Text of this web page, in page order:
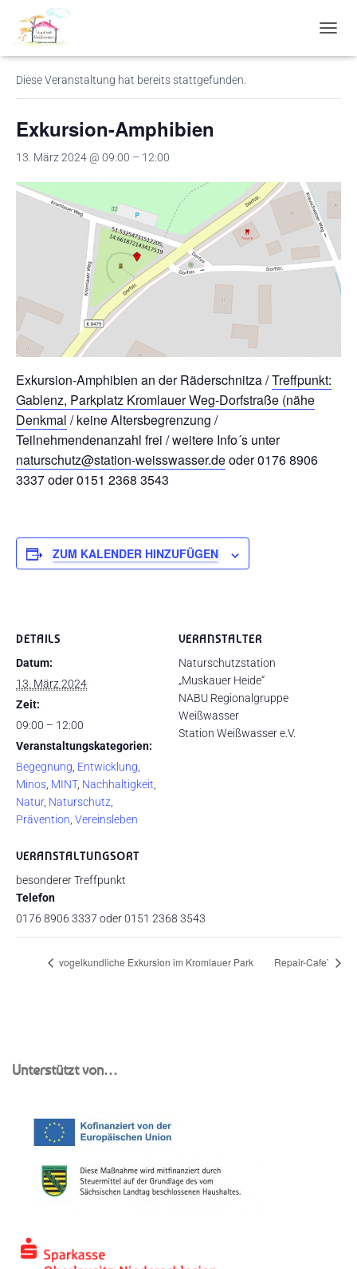
A
G
U
M
S
C
H
A
« Alle Veranstaltungen
Diese Veranstaltung hat bereits stattgefunden.
Exkursion-Amphibien
13. März 2024 @ 09:00 – 12:00
Exkursion-Amphibien an der Räderschnitza /Treffpunkt:
Gablenz, Parkplatz Kromlauer Weg-Dorfstraße (nähe
Denkmal / keine Altersbegrenzung /
Teilnehmendenanzahl frei / weitere Info´s unter
naturschutz@station-weisswasser.deoder 0176 8906
3337 oder 0151 2368 3543
ZUM KALENDER HINZUFÜGEN
DETAILS
Datum:
13. März 2024
Zeit:
09:00 – 12:00
Veranstaltungskategorien:
Begegnung, Entwicklung,
Minos, MINT, Nachhaltigkeit,
Natur, Naturschutz,
Prävention, Vereinsleben
VERANSTALTUNGSORT
besonderer Treffpunkt
Telefon
0176 8906 3337 oder 0151 2368 3543
VERANSTALTER
Naturschutzstation
„Muskauer Heide“
NABU Regionalgruppe
Weißwasser
Station Weißwasser e.V.
vogelkundliche Exkursion im Kromlauer Park Repair-Cafe`
Unterstützt von…